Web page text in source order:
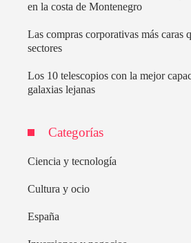
en la costa de Montenegro
Las compras corporativas más caras
sectores
Los 10 telescopios con la mejor
galaxias lejanas
Categorías
Ciencia y tecnología
Cultura y ocio
España